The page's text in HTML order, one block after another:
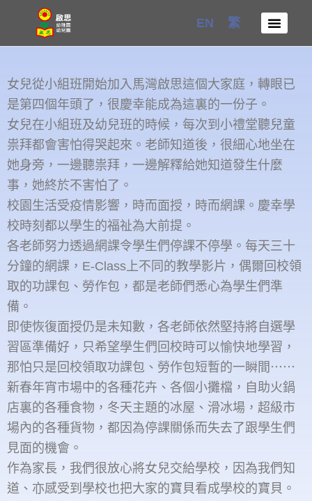
content
EN 繁
女兒從小組班開始加入馬灣啟思這個大家庭，轉眼已
是第四個年頭了，很慶幸能成為這裏的一份子。
女兒在小組班及幼兒班的時候，每次到小禮堂聽兒童
祟拜都會害怕得哭起來。老師知道後，很細心地坐在
她身旁，一邊聽祟拜，一邊解釋給她知道發生什麼
事，她終於不害怕了。
校園生活受疫情影響，時而面授，時而網課。慶幸學
校時刻都以學生的福祉為大前提。
各老師努力透過網課令學生們停課不停學。每天三十
分鐘的網課，E-Class上不同的教學影片，偶爾回校領
取的功課包、勞作包，都是老師們悉心為學生們準
備。
即使恢復面授仍是未知數，各老師依然堅持將自選學
習區準備好，只希望學生們回校時可以愉快地學習，
那怕只是回校領取功課包、勞作包短暫的一瞬間⋯⋯
新春年宵市場中的各種花卉、各個小攤檔，自助火鍋
店裏的各種食物，冬天主題的冰屋、滑冰場，超級市
場內的各種貨物，都因為停課關係而失去了跟學生們
見面的機會。
作為家長，我們很放心將女兒交給學校，因為我們知
道、亦感受到學校也把大家的寶貝看成學校的寶貝。